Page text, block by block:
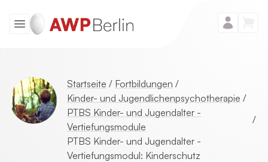
Startseite / Fortbildungen /
Kinder- und Jugendlichenpsychotherapie /
PTBS Kinder- und Jugendalter -
Vertiefungsmodule
/
PTBS Kinder- und Jugendalter -
Vertiefungsmodul: Kinderschutz